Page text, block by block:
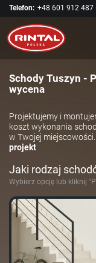
Telefon: +48 601 912 487
Schody Tuszyn -
wycena
Projektujemy i
koszt wykonania
w Twojej
projekt
Jaki rodzaj
Wybierz opcję lub kliknij